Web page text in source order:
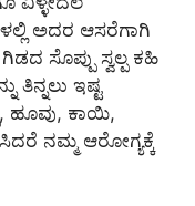
ಅದರ ಆಸರೆಗಾಗಿ
ಸೊಪ್ಪು ಸ್ವಲ್ಪ ಕಹಿ
ತಿನ್ನಲು ಇಷ್ಟ
ಹೂವು, ಕಾಯಿ,
ನಮ್ಮ ಆರೋಗ್ಯಕ್ಕೆ